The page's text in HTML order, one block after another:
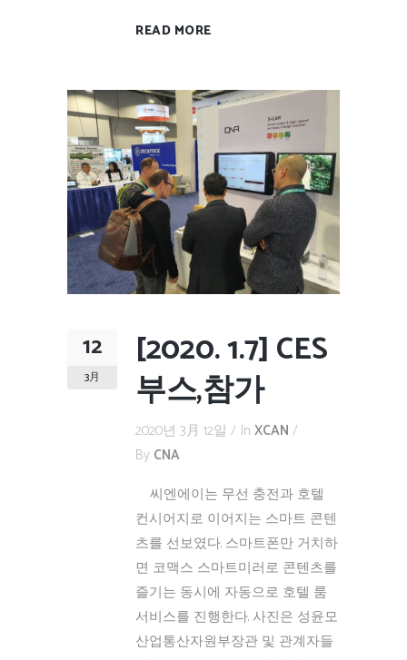
READ MORE
12
3月
[2020. 1.7] CES
부스,참가
2020년 3月 12일 In XCAN
By CNA
씨엔에이는 무선 충전과 호텔
컨시어지로 이어지는 스마트 콘텐
츠를 선보였다. 스마트폰만 거치하
면 코맥스 스마트미러로 콘텐츠를
즐기는 동시에 자동으로 호텔 룸
서비스를 진행한다. 사진은 성윤모
산업통산자원부장관 및 관계자들